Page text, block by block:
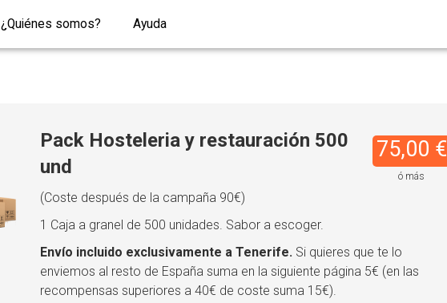
¿Quiénes somos? Ayuda
75,00 €
ó más
Pack Hosteleria y restauración 500
und
(Coste después de la campaña 90€)
1 Caja a granel de 500 unidades. Sabor a escoger.
Envío incluido exclusivamente a Tenerife. Si quieres que te lo
enviemos al resto de España suma en la siguiente página 5€ (en las
recompensas superiores a 40€ de coste suma 15€).